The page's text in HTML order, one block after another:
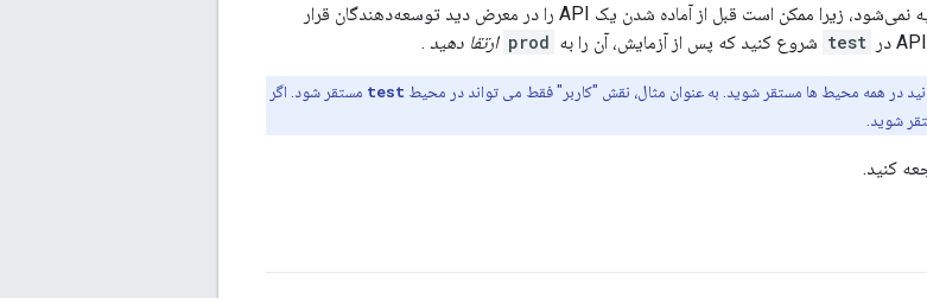
در هنگام تولید ایجاد کنید، اما این توصیه نمی‌شود، زیرا ممکن است قبل از آماده شدن یک API را در معرض دید توسعه‌دهندگان قرار
test شروع کنید که پس از آزمایش، آن را به prod ارتقا دهید .
در همه محیط ها مستقر شوید. به عنوان مثال، نقش "کاربر" فقط می تواند در محیط test مستقر شود. اگر
شوید.
کنید.